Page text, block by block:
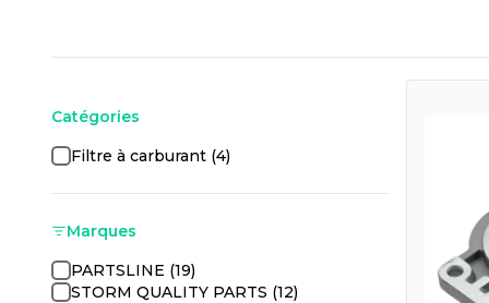
Catégories
Filtre à carburant (4)
Marques
PARTSLINE (19)
STORM QUALITY PARTS (12)